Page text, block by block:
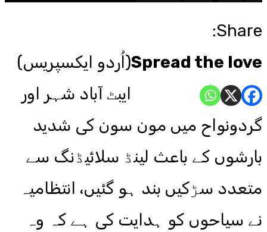
Share:
Spread the love(اُردو ایکسپریس)
ایبٹ آباد شہر اور
گردونواح میں مون سون کی شدید
بارشوں کے باعث لینڈ سلائیڈنگ سے
متعدد سڑکیں بند ہو گئیں، انتظامیہ
نے سیاحوں کو ہدایت کی ہے کہ وہ